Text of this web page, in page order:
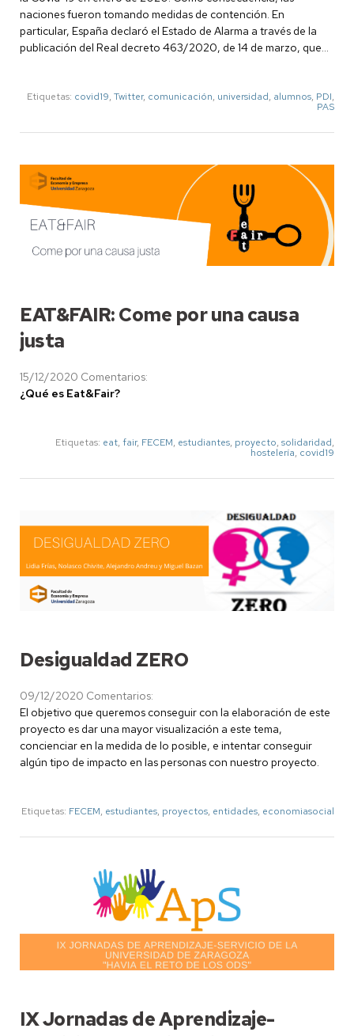
naciones fueron tomando medidas de contención. En
particular, España declaró el Estado de Alarma a través de la
publicación del Real decreto 463/2020, de 14 de marzo, que…
Etiquetas: covid19, Twitter, comunicación, universidad, alumnos, PDI,
PAS
EAT&FAIR: Come por una causa
justa
15/12/2020 Comentarios:
¿Qué es Eat&Fair?
Etiquetas: eat, fair, FECEM, estudiantes, proyecto, solidaridad,
hostelería, covid19
Desigualdad ZERO
09/12/2020 Comentarios:
El objetivo que queremos conseguir con la elaboración de este
proyecto es dar una mayor visualización a este tema,
concienciar en la medida de lo posible, e intentar conseguir
algún tipo de impacto en las personas con nuestro proyecto.
Etiquetas: FECEM, estudiantes, proyectos, entidades, economiasocial
IX Jornadas de Aprendizaje-